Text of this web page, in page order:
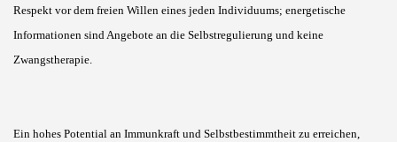
Respekt vor dem freien Willen eines jeden Individuums; energetische
Informationen sind Angebote an die Selbstregulierung und keine
Zwangstherapie.
Ein hohes Potential an Immunkraft und Selbstbestimmtheit zu erreichen,